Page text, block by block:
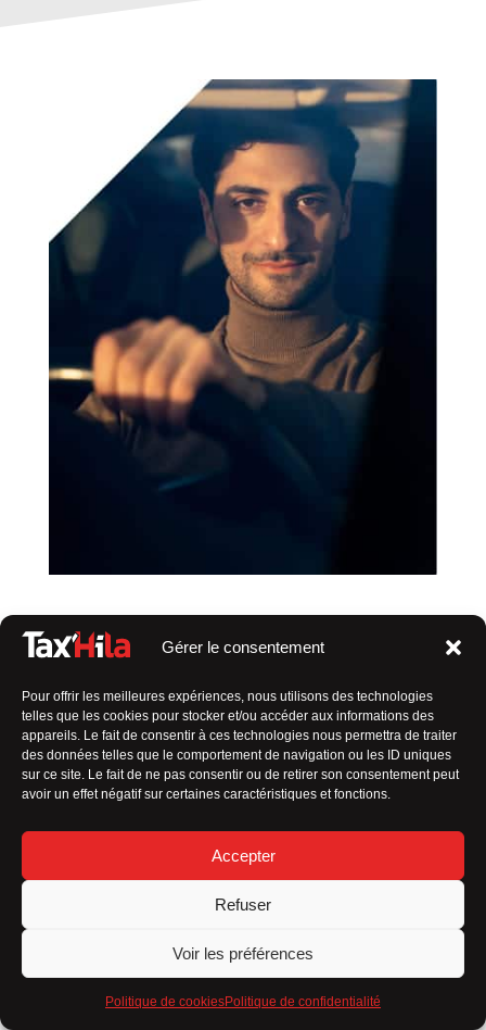
Gérer le consentement
Pour offrir les meilleures expériences, nous utilisons des technologies
telles que les cookies pour stocker et/ou accéder aux informations des
appareils. Le fait de consentir à ces technologies nous permettra de traiter
des données telles que le comportement de navigation ou les ID uniques
sur ce site. Le fait de ne pas consentir ou de retirer son consentement peut
avoir un effet négatif sur certaines caractéristiques et fonctions.
Accepter
Refuser
Voir les préférences
Politique de cookiesPolitique de confidentialité
SERVICE DE TAXI PAS CHER À SAINTE-
Votre chauffeur de confiance
En tant quetaxi en Vendée indépendant, ma valeur
ajoutée réside dansplusieurs aspects qui me
Connaissance locale